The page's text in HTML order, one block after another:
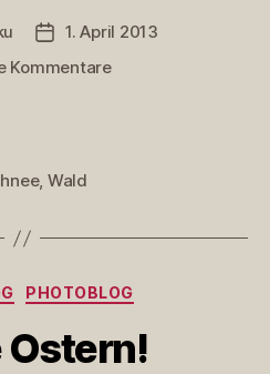
Veröffentlichungsdatum
1. April 2013
Kommentarezu
, Wald
Kategorien
PHOTOBLOG
Ostern!